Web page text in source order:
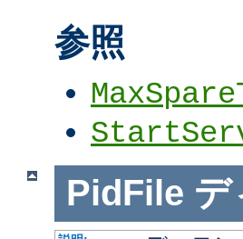
参照
PidFile デ